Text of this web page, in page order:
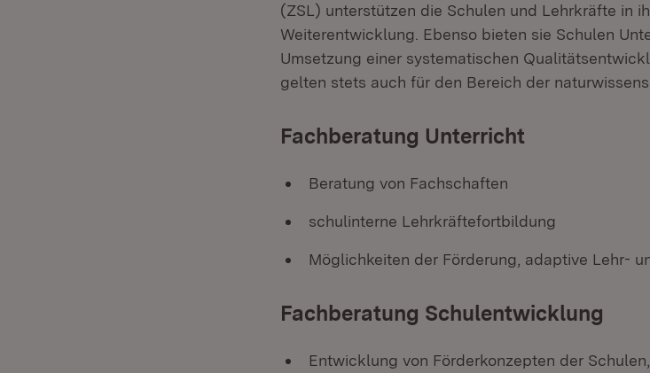
(ZSL) unterstützen die Schulen und Lehrkräfte in
Weiterentwicklung. Ebenso bieten sie Schulen
Umsetzung einer systematischen
gelten stets auch für den Bereich der
Fachberatung Unterricht
Beratung von Fachschaften
schulinterne Lehrkräftefortbildung
Möglichkeiten der Förderung, adaptive Lehr-
Fachberatung Schulentwicklung
Entwicklung von Förderkonzepten der Schulen,